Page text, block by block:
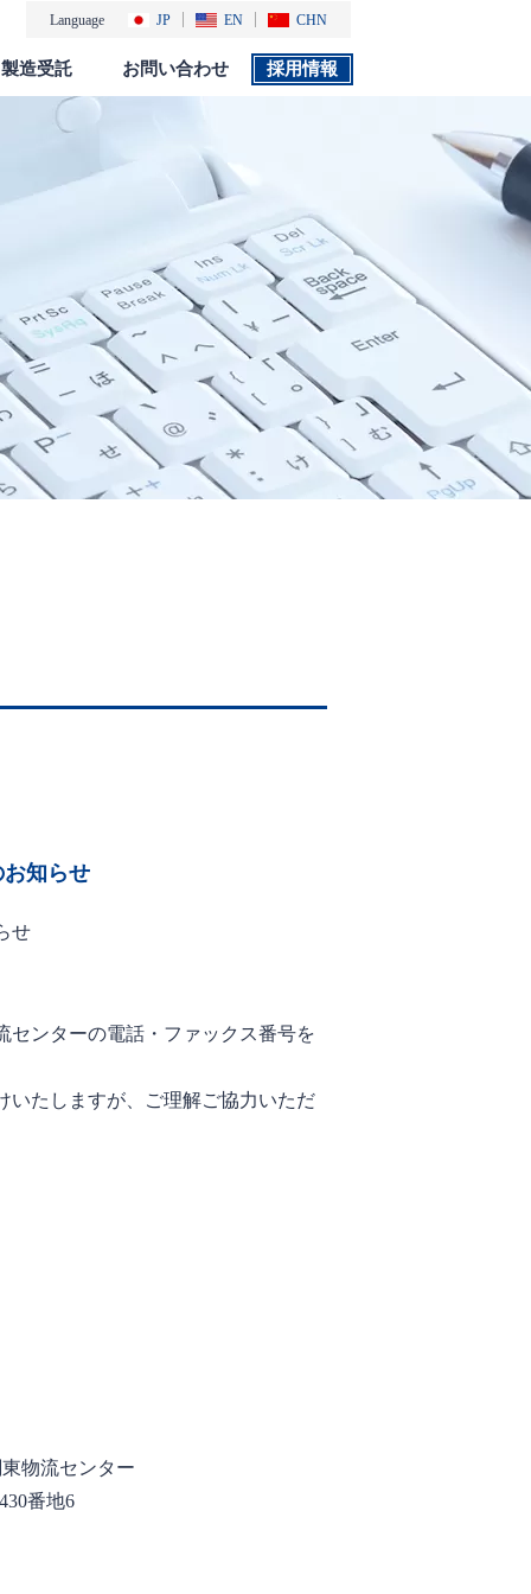
Language JP EN CHN
採用情報
製品カタログ
製造受託 お問い合わせ 採用情報
知らせ
せ
センターの電話・ファックス番号を
いたしますが、ご理解ご協力いただ
物流センター
番地6